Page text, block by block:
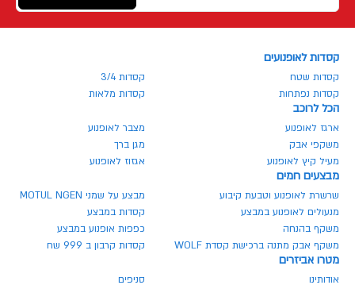
קסדות לאופנועים
קסדות שטח
קסדות 3/4
קסדות נפתחות
קסדות מלאות
הכל לרוכב
ארגז לאופנוע
מצבר לאופנוע
משקפי אבק
מגן ברך
מעיל קיץ לאופנוע
אגזוז לאופנוע
מבצעים חמים
שרשרת לאופנוע וטבעת קיבוע
מבצע על שמני MOTUL NGEN
מנעולים לאופנוע במבצע
קסדות במבצע
משקף בהנחה
כפפות אופנוע במבצע
משקף אבק מתנה ברכישת קסדת WOLF
קסדות קרבון ב 999 שח
מטרו אביזרים
אודותינו סניפים